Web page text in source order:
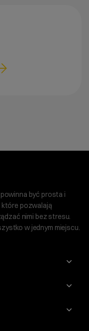
być prosta i
pozwalają
nimi bez stresu.
w jednym miejscu.